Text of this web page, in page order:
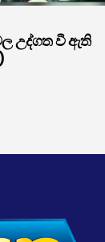
උද්ගත වී ඇති